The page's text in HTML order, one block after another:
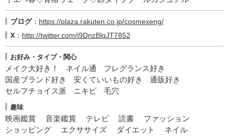
ブログ
https://plaza.rakuten.co.jp/cosmexeng/
X
http://twitter.com/i9DnzBlqJT7852
お好み・タイプ・関心
メイク大好き！ ネイル通
フレグランス好き
国産ブランド好き
安くていいもの好き
通販好き
セルフチョイス派
ニキビ 毛穴
趣味
映画鑑賞 音楽鑑賞 テレビ 読書
ファッション
ショッピング
エクササイズ ダイエット
ネイル